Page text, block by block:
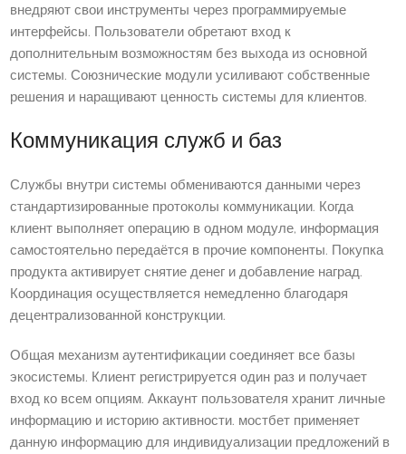
внедряют свои инструменты через программируемые
интерфейсы. Пользователи обретают вход к
дополнительным возможностям без выхода из основной
системы. Союзнические модули усиливают собственные
решения и наращивают ценность системы для клиентов.
Коммуникация служб и баз
Службы внутри системы обмениваются данными через
стандартизированные протоколы коммуникации. Когда
клиент выполняет операцию в одном модуле, информация
самостоятельно передаётся в прочие компоненты. Покупка
продукта активирует снятие денег и добавление наград.
Координация осуществляется немедленно благодаря
децентрализованной конструкции.
Общая механизм аутентификации соединяет все базы
экосистемы. Клиент регистрируется один раз и получает
вход ко всем опциям. Аккаунт пользователя хранит личные
информацию и историю активности. мостбет применяет
данную информацию для индивидуализации предложений в